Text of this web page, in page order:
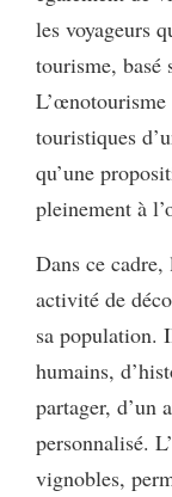
les voyageurs
tourisme,
L’œnotourisme
touristiques
qu’une
pleinement à
Dans ce
activité de
sa population.
humains,
partager, d’un
personnalisé.
vignobles,